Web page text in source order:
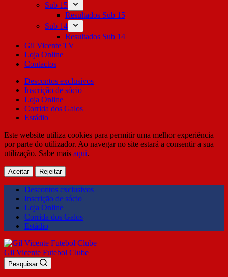
Sub 15
Resultados Sub 15
Sub 14
Resultados Sub 14
Gil Vicente TV
Loja Online
Contactos
Descontos exclusivos
Inscrição de sócio
Loja Online
Corrida dos Galos
Estádio
Este website utiliza cookies para permitir uma melhor experiência
por parte do utilizador. Ao navegar no site estará a consentir a sua
utilização. Sabe mais aqui.
Aceitar Rejeitar
Descontos exclusivos
Inscrição de sócio
Loja Online
Corrida dos Galos
Estádio
Gil Vicente Futebol Clube
Pesquisar